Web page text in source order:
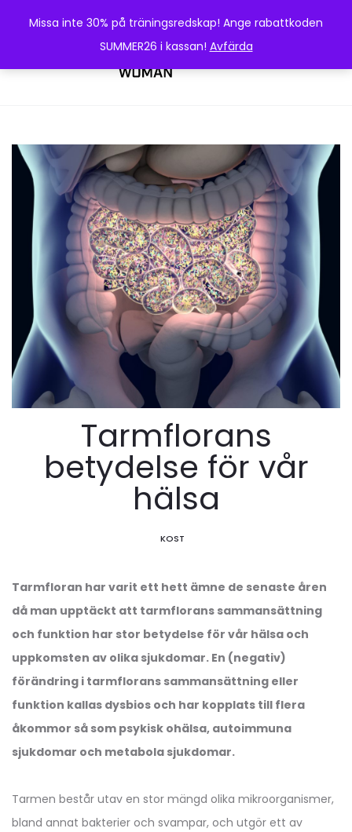
Missa inte 30% på träningsredskap! Ange rabattkoden
SUMMER26 i kassan! Avfärda
Tarmflorans
betydelse för vår
hälsa
KOST
Tarmfloran har varit ett hett ämne de senaste åren
då man upptäckt att tarmflorans sammansättning
och funktion har stor betydelse för vår hälsa och
uppkomsten av olika sjukdomar. En (negativ)
förändring i tarmflorans sammansättning eller
funktion kallas dysbios och har kopplats till flera
åkommor så som psykisk ohälsa, autoimmuna
sjukdomar och metabola sjukdomar.
Tarmen består utav en stor mängd olika mikroorganismer,
bland annat bakterier och svampar, och utgör ett av